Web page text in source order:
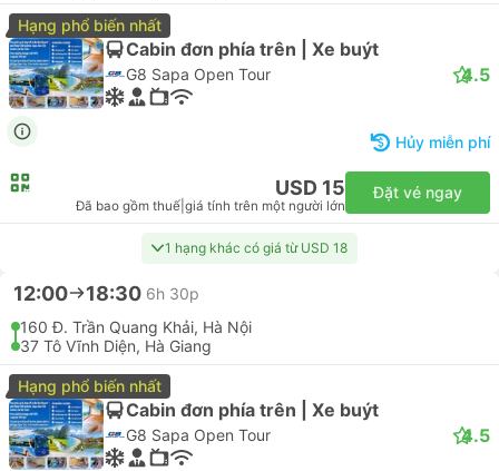
Hạng phổ biến nhất
Cabin đơn phía trên | Xe buýt
G8 Sapa Open Tour 4.5
Hủy miễn phí
USD 15
Đã bao gồm thuế giá tính trên một người lớn
Đặt vé ngay
1 hạng khác có giá từ USD 18
12:00 18:30 6h 30p
160 Đ. Trần Quang Khải, Hà Nội
37 Tô Vĩnh Diện, Hà Giang
Hạng phổ biến nhất
Cabin đơn phía trên | Xe buýt
G8 Sapa Open Tour 4.5